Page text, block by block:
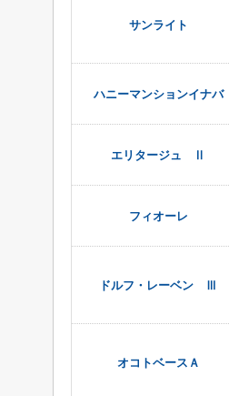
サンライト
ハニーマンションイナバ
エリタージュ Ⅱ
フィオーレ
ドルフ・レーベン Ⅲ
オコトベースＡ